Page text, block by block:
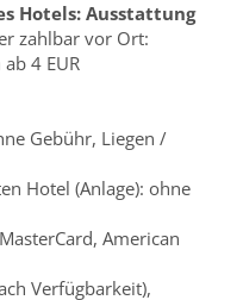
Hotels: Ausstattung
zahlbar vor Ort:
4 EUR
Gebühr, Liegen /
Hotel (Anlage): ohne
American
Verfügbarkeit),